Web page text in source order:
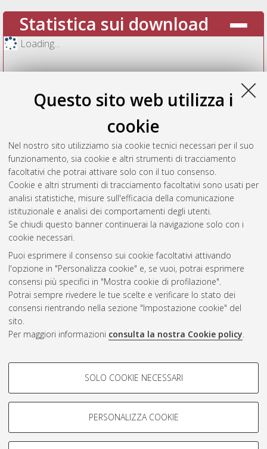
Questo sito web utilizza i
cookie
Nel nostro sito utilizziamo sia cookie tecnici necessari per il suo
funzionamento, sia cookie e altri strumenti di tracciamento
facoltativi che potrai attivare solo con il tuo consenso.
Cookie e altri strumenti di tracciamento facoltativi sono usati per
analisi statistiche, misure sull'efficacia della comunicazione
istituzionale e analisi dei comportamenti degli utenti.
Se chiudi questo banner continuerai la navigazione solo con i
cookie necessari.
Puoi esprimere il consenso sui cookie facoltativi attivando
l'opzione in "Personalizza cookie" e, se vuoi, potrai esprimere
consensi più specifici in "Mostra cookie di profilazione".
Potrai sempre rivedere le tue scelte e verificare lo stato dei
consensi rientrando nella sezione "Impostazione cookie" del
sito.
Per maggiori informazioni consulta la nostra Cookie policy.
COOKIE DI PROFILAZIONE -
Si tratta di cookie utilizzati per analizzare le caratteristiche della
navigazione degli utenti, creare profili in base al loro comportamento
Mostra cookie di profilazione
SOLO COOKIE NECESSARI
PERSONALIZZA COOKIE
Statistica sui download
Loading...
Vedi altre statistiche
Gestione del documento:
Atom
Rss
2.0
AMS Acta
ISSN: 2038-7954
re3data.org -
doi.org/10.17616/R3P19R
Servizio implementato e
Impostazioni Cookie
repository